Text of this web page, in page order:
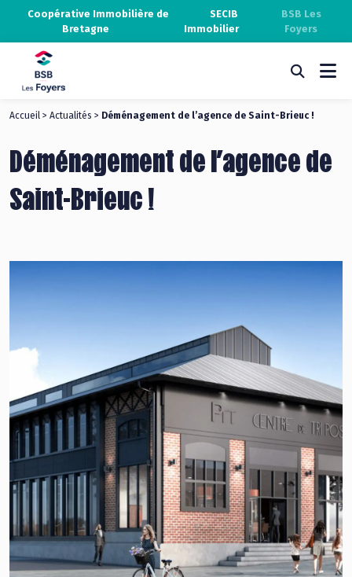
Coopérative Immobilière de
Bretagne
SECIB
Immobilier
BSB Les
Foyers
Accueil > Actualités > Déménagement de l’agence de Saint-Brieuc !
Déménagement de l’agence de
Saint-Brieuc !